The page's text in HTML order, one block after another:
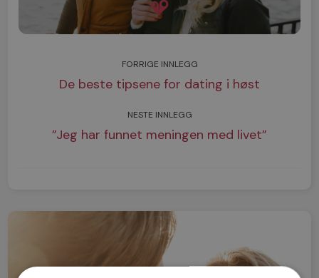
FORRIGE INNLEGG
De beste tipsene for dating i høst
NESTE INNLEGG
”Jeg har funnet meningen med livet”